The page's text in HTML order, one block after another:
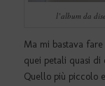
l’album da
Ma mi bastava
quei petali quasi
Quello più piccolo